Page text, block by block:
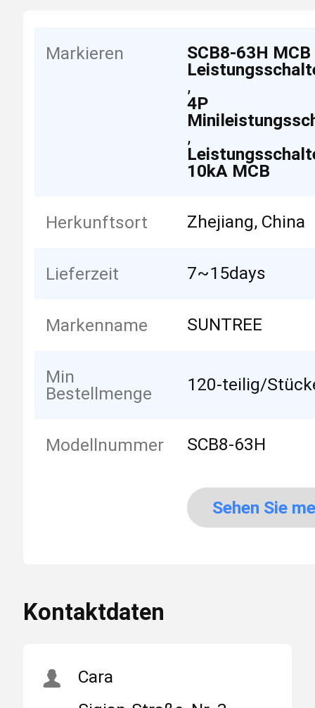
Markieren
SCB8-63H MCB
,
4P
,
10kA MCB
Herkunftsort Zhejiang, China
Lieferzeit 7~15days
Markenname SUNTREE
Min
Bestellmenge
120-teilig/
Modellnummer SCB8-63H
Sehen Sie
Kontaktdaten
Cara